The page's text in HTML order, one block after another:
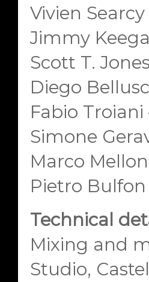
Vivien
Jimmy
Scott T.
Diego
Fabio
Simone
Marco
Pietro Bulfon
Technical
Mixing and
Studio,